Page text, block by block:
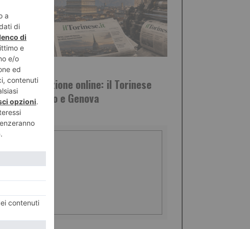
7 AGOSTO 2026
Più informazione online: il Torinese
apre a Milano e Genova